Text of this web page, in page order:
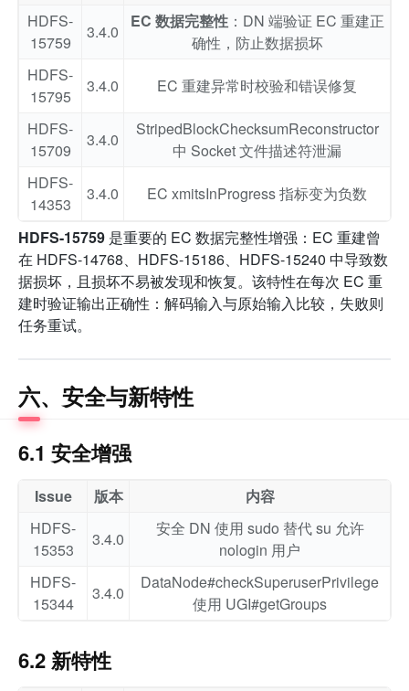
HDFS-
15759
3.4.0
EC 数据完整性：DN 端验证 EC 重建正
确性，防止数据损坏
HDFS-
15795
3.4.0 EC 重建异常时校验和错误修复
HDFS-
15709
3.4.0
StripedBlockChecksumReconstructor
中 Socket 文件描述符泄漏
HDFS-
14353
3.4.0 EC xmitsInProgress 指标变为负数
HDFS-15759 是重要的 EC 数据完整性增强：EC 重建曾
在 HDFS-14768、HDFS-15186、HDFS-15240 中导致数
据损坏，且损坏不易被发现和恢复。该特性在每次 EC 重
建时验证输出正确性：解码输入与原始输入比较，失败则
任务重试。
六、安全与新特性
6.1 安全增强
Issue 版本
内容
HDFS-
15353
3.4.0
安全 DN 使用 sudo 替代 su 允许
nologin 用户
HDFS-
15344
3.4.0
DataNode#checkSuperuserPrivilege
使用 UGI#getGroups
6.2 新特性